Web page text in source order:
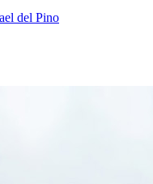
del Pino